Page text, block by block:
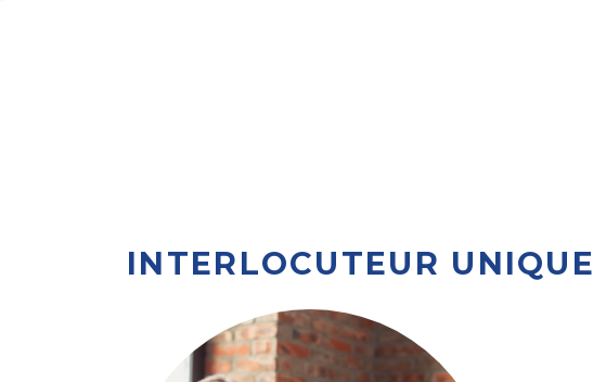
INTERLOCUTEUR UNIQUE